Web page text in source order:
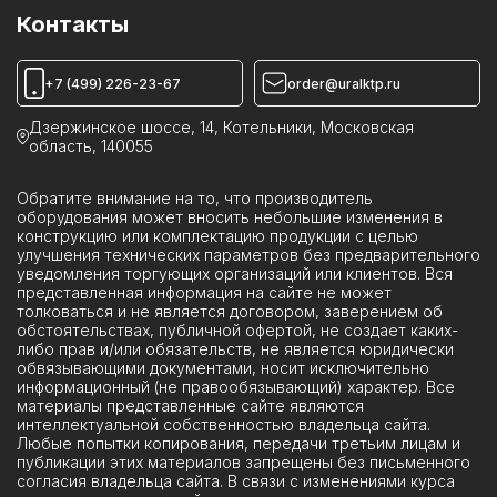
Камеры ИКВН
Реклоузеры ПСС
Ячейки ЯКНО
Контакты
+7 (499) 226-23-67 order@uralktp.ru
Дзержинское шоссе, 14, Котельники, Московская
область, 140055
Обратите внимание на то, что производитель
оборудования может вносить небольшие изменения в
конструкцию или комплектацию продукции с целью
улучшения технических параметров без предварительного
уведомления торгующих организаций или клиентов. Вся
представленная информация на сайте не может
толковаться и не является договором, заверением об
обстоятельствах, публичной офертой, не создает каких-
либо прав и/или обязательств, не является юридически
обвязывающими документами, носит исключительно
информационный (не правообязывающий) характер. Все
материалы представленные сайте являются
интеллектуальной собственностью владельца сайта.
Любые попытки копирования, передачи третьим лицам и
публикации этих материалов запрещены без письменного
согласия владельца сайта. В связи с изменениями курса